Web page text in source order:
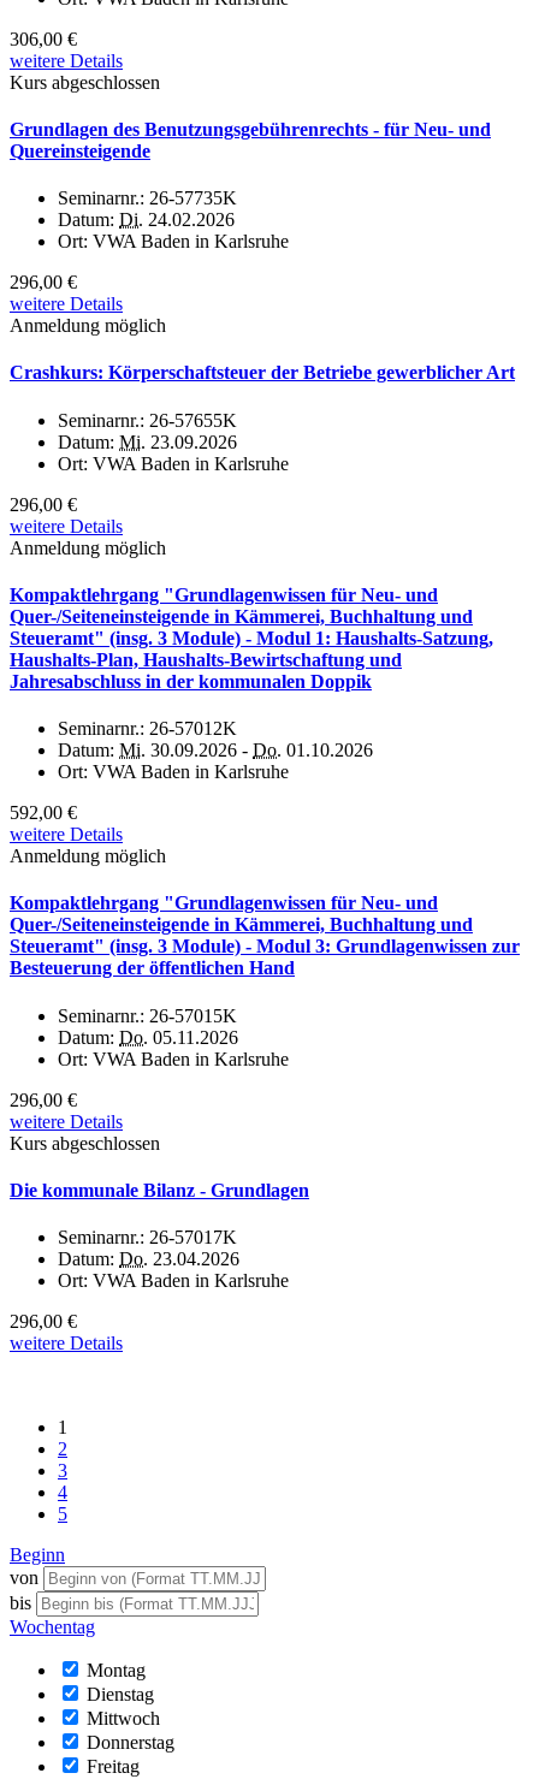
306,00 €
weitere Details
Kurs abgeschlossen
Grundlagen des Benutzungsgebührenrechts - für Neu- und
Quereinsteigende
Seminarnr.: 26-57735K
Datum: Di. 24.02.2026
Ort: VWA Baden in Karlsruhe
296,00 €
weitere Details
Anmeldung möglich
Crashkurs: Körperschaftsteuer der Betriebe gewerblicher Art
Seminarnr.: 26-57655K
Datum: Mi. 23.09.2026
Ort: VWA Baden in Karlsruhe
296,00 €
weitere Details
Anmeldung möglich
Kompaktlehrgang "Grundlagenwissen für Neu- und
Quer-/Seiteneinsteigende in Kämmerei, Buchhaltung und
Steueramt" (insg. 3 Module) - Modul 1: Haushalts-Satzung,
Haushalts-Plan, Haushalts-Bewirtschaftung und
Jahresabschluss in der kommunalen Doppik
Seminarnr.: 26-57012K
Datum: Mi. 30.09.2026 - Do. 01.10.2026
Ort: VWA Baden in Karlsruhe
592,00 €
weitere Details
Anmeldung möglich
Kompaktlehrgang "Grundlagenwissen für Neu- und
Quer-/Seiteneinsteigende in Kämmerei, Buchhaltung und
Steueramt" (insg. 3 Module) - Modul 3: Grundlagenwissen zur
Besteuerung der öffentlichen Hand
Seminarnr.: 26-57015K
Datum: Do. 05.11.2026
Ort: VWA Baden in Karlsruhe
296,00 €
weitere Details
Kurs abgeschlossen
Die kommunale Bilanz - Grundlagen
Seminarnr.: 26-57017K
Datum: Do. 23.04.2026
Ort: VWA Baden in Karlsruhe
296,00 €
weitere Details
1
2
3
4
5
Beginn
von
bis
Wochentag
Montag
Dienstag
Mittwoch
Donnerstag
Freitag